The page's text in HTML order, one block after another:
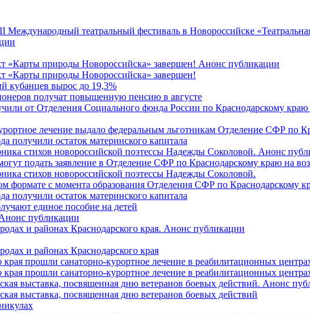
Международный театральный фестиваль в Новороссийске
«Карты природы Новороссийска» завершен! Анонс публикации
«Карты природы Новороссийска» завершен!
кубанцев вырос до 19,3%
получат повышенную пенсию в августе
от Отделения Социального фонда России по Краснодарскому краю
лечение выдало федеральным льготникам Отделение СФР по
получили остаток материнского капитала
стихов новороссийской поэтессы Надежды Соколовой. Анонс
подать заявление в Отделение СФР по Краснодарскому краю на
стихов новороссийской поэтессы Надежды Соколовой.
формате с момента образования Отделения СФР по Краснодарскому
получили остаток материнского капитала
единое пособие на детей
публикации
и районах Краснодарского края. Анонс публикации
и районах Краснодарского края
прошли санаторно-курортное лечение в реабилитационных
прошли санаторно-курортное лечение в реабилитационных
выставка, посвященная дню ветеранов боевых действий. Анонс
выставка, посвященная дню ветеранов боевых действий